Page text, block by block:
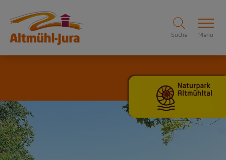
Suche Menü